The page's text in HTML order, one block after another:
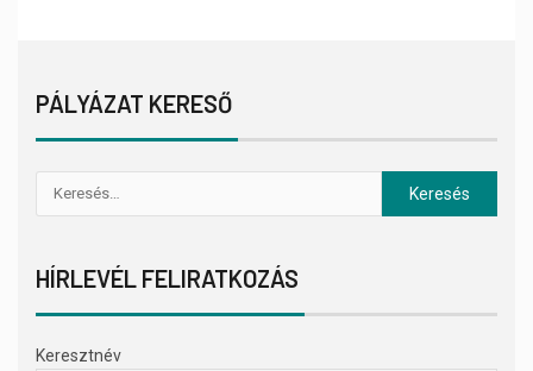
PÁLYÁZAT KERESŐ
HÍRLEVÉL FELIRATKOZÁS
Keresztnév